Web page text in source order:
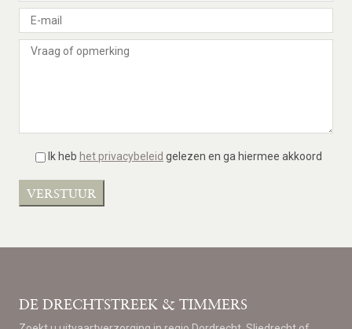
Ik heb het privacybeleid gelezen en ga hiermee akkoord
DE DRECHTSTREEK & TIMMERS